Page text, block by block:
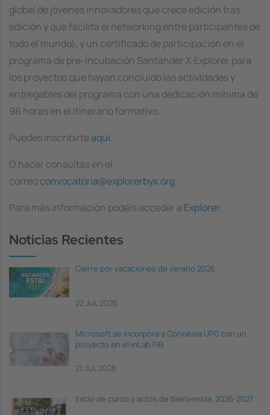
global de jóvenes innovadores que crece edición tras
edición y que facilita el networking entre participantes de
todo el mundo), y un certificado de participación en el
programa de pre-incubación Santander X Explorer para
los proyectos que hayan concluido las actividades y
entregables del programa con una dedicación mínima de
96 horas en el itinerario formativo.
Puedes inscribirteaquí.
O hacer consultas en el
correoconvocatoria@explorerbyx.org
Para más información podéis acceder a Explorer.
Noticias Recientes
Cierre por vacaciones de verano 2026
22 Jul, 2026
Microsoft se incorpora a Connèxia UPC con un
proyecto en el inLab FIB
21 Jul, 2026
Inicio de curso y actos de bienvenida, 2026-2027